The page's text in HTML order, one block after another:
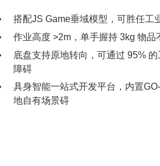
搭配JS Game垂域模型，可胜任工
作业高度 >2m，单手握持 3kg 物品
底盘支持原地转向，可通过 95%
障碍
具身智能一站式开发平台，内置
地自有场景碍